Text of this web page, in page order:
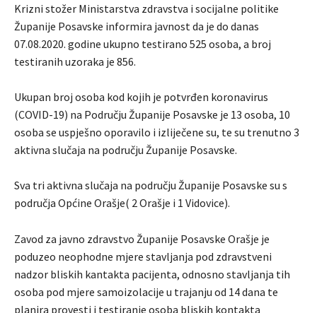
Krizni stožer Ministarstva zdravstva i socijalne politike
Županije Posavske informira javnost da je do danas
07.08.2020. godine ukupno testirano 525 osoba, a broj
testiranih uzoraka je 856.
Ukupan broj osoba kod kojih je potvrđen koronavirus
(COVID-19) na Području Županije Posavske je 13 osoba, 10
osoba se uspješno oporavilo i izliječene su, te su trenutno 3
aktivna slučaja na području Županije Posavske.
Sva tri aktivna slučaja na području Županije Posavske su s
područja Općine Orašje( 2 Orašje i 1 Vidovice).
Zavod za javno zdravstvo Županije Posavske Orašje je
poduzeo neophodne mjere stavljanja pod zdravstveni
nadzor bliskih kantakta pacijenta, odnosno stavljanja tih
osoba pod mjere samoizolacije u trajanju od 14 dana te
planira provesti i testiranje osoba bliskih kontakta